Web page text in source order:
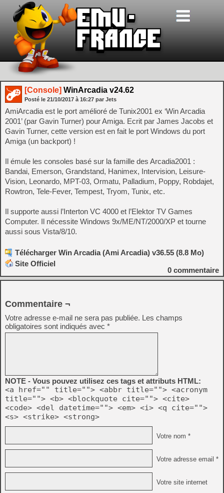
[Console] WinArcadia v24.62
Posté le 21/10/2017 à 16:27 par Jets
AmiArcadia est le port amélioré de Tunix2001 ex ‘Win Arcadia
2001’ (par Gavin Turner) pour Amiga. Ecrit par James Jacobs et
Gavin Turner, cette version est en fait le port Windows du port
Amiga (un backport) !
Il émule les consoles basé sur la famille des Arcadia2001 :
Bandai, Emerson, Grandstand, Hanimex, Intervision, Leisure-
Vision, Leonardo, MPT-03, Ormatu, Palladium, Poppy, Robdajet,
Rowtron, Tele-Fever, Tempest, Tryom, Tunix, etc.
Il supporte aussi l’Interton VC 4000 et l’Elektor TV Games
Computer. Il nécessite Windows 9x/ME/NT/2000/XP et tourne
aussi sous Vista/8/10.
Télécharger Win Arcadia (Ami Arcadia) v36.55 (8.8 Mo)
Site Officiel
0 commentaire
Commentaire ¬
Votre adresse e-mail ne sera pas publiée. Les champs
obligatoires sont indiqués avec *
NOTE - Vous pouvez utilisez ces tags et attributs HTML:
<a href="" title=""> <abbr title=""> <acronym
title=""> <b> <blockquote cite=""> <cite>
<code> <del datetime=""> <em> <i> <q cite="">
<s> <strike> <strong>
Votre nom *
Votre adresse email *
Votre site internet